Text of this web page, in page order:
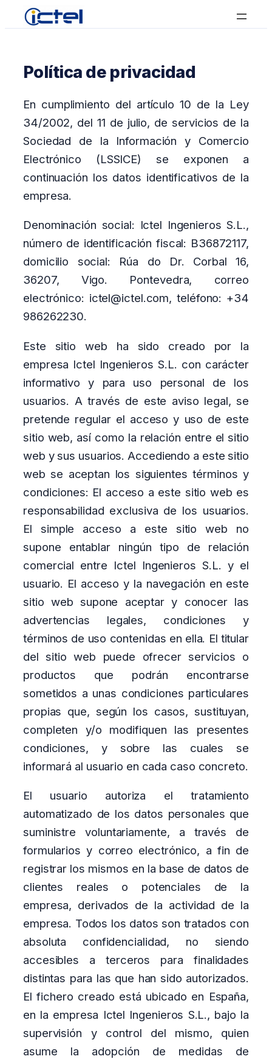
Saltar
al
Política de privacidad
En cumplimiento del artículo 10 de la Ley
34/2002, del 11 de julio, de servicios de la
Sociedad de la Información y Comercio
Electrónico (LSSICE) se exponen a
continuación los datos identificativos de la
empresa.
Denominación social: Ictel Ingenieros S.L.,
número de identificación fiscal: B36872117,
domicilio social: Rúa do Dr. Corbal 16,
36207, Vigo. Pontevedra, correo
electrónico: ictel@ictel.com, teléfono: +34
986262230.
Este sitio web ha sido creado por la
empresa Ictel Ingenieros S.L. con carácter
informativo y para uso personal de los
usuarios. A través de este aviso legal, se
pretende regular el acceso y uso de este
sitio web, así como la relación entre el sitio
web y sus usuarios. Accediendo a este sitio
web se aceptan los siguientes términos y
condiciones: El acceso a este sitio web es
responsabilidad exclusiva de los usuarios.
El simple acceso a este sitio web no
supone entablar ningún tipo de relación
comercial entre Ictel Ingenieros S.L. y el
usuario. El acceso y la navegación en este
sitio web supone aceptar y conocer las
advertencias legales, condiciones y
términos de uso contenidas en ella. El titular
del sitio web puede ofrecer servicios o
productos que podrán encontrarse
sometidos a unas condiciones particulares
propias que, según los casos, sustituyan,
completen y/o modifiquen las presentes
condiciones, y sobre las cuales se
informará al usuario en cada caso concreto.
El usuario autoriza el tratamiento
automatizado de los datos personales que
suministre voluntariamente, a través de
formularios y correo electrónico, a fin de
registrar los mismos en la base de datos de
clientes reales o potenciales de la
empresa, derivados de la actividad de la
empresa. Todos los datos son tratados con
absoluta confidencialidad, no siendo
accesibles a terceros para finalidades
distintas para las que han sido autorizados.
El fichero creado está ubicado en España,
en la empresa Ictel Ingenieros S.L., bajo la
supervisión y control del mismo, quien
asume la adopción de medidas de